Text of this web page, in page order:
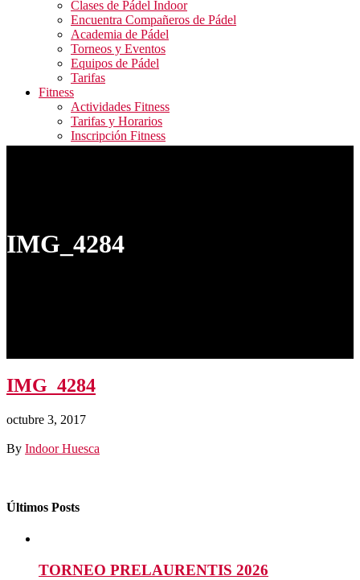
Clases de Pádel Indoor
Encuentra Compañeros de Pádel
Academia de Pádel
Torneos y Eventos
Equipos de Pádel
Tarifas
Fitness
Actividades Fitness
Tarifas y Horarios
Inscripción Fitness
Blog
IMG_4284
IMG_4284
octubre 3, 2017
By Indoor Huesca
Últimos Posts
TORNEO PRELAURENTIS 2026